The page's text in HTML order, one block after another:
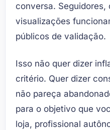
conversa. Seguidores,
visualizações
públicos de validação.
Isso não quer dizer
critério. Quer dizer
não pareça
para o objetivo que
loja, profissional